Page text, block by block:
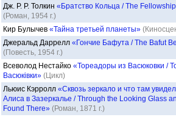
Дж. Р. Р. Толкин «Братство Кольца / The
(Роман, 1954 г.)
Кир Булычев «Тайна третьей планеты»
Джеральд Даррелл «Гончие Бафута / The Bafut
(Повесть, 1954 г.)
Всеволод Нестайко «Тореадоры из Васюковки /
Васюківки» (Цикл)
Льюис Кэрролл «Сквозь зеркало и что там
Алиса в Зазеркалье / Through the Looking Glass
Found There» (Роман, 1871 г.)